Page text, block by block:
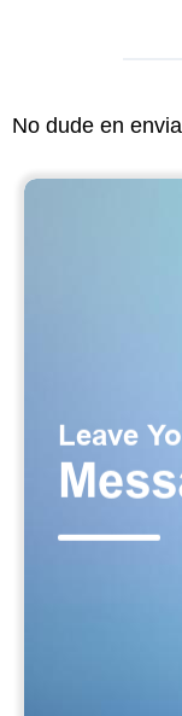
No dude en